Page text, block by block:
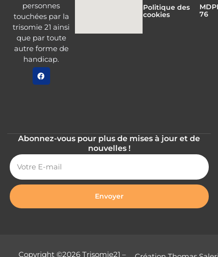
personnes
touchées par la
trisomie 21 ainsi
que par toute
autre forme de
handicap.
Politique des
cookies
76
Abonnez-vous pour plus de mises à jour et de
nouvelles !
Envoyer
Copyright ©2026 Trisomie21 –